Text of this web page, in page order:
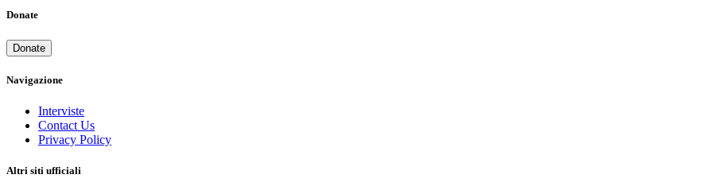
Donate
Donate
Navigazione
Interviste
Contact Us
Privacy Policy
Altri siti ufficiali